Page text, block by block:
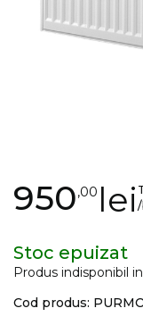
Skip
to
beginning
of
images
950,00 lei
Stoc epuizat
Produs indisponibil
Cod produs: